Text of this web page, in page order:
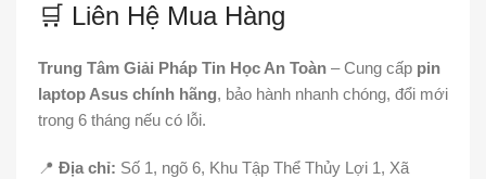
🛒 Liên Hệ Mua Hàng
Trung Tâm Giải Pháp Tin Học An Toàn – Cung cấp pin
laptop Asus chính hãng, bảo hành nhanh chóng, đổi mới
trong 6 tháng nếu có lỗi.
📍 Địa chỉ: Số 1, ngõ 6, Khu Tập Thể Thủy Lợi 1, Xã